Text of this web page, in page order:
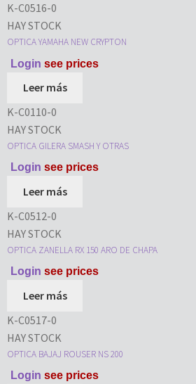
K-C0516-0
HAY STOCK
OPTICA YAMAHA NEW CRYPTON
Login see prices
Leer más
K-C0110-0
HAY STOCK
OPTICA GILERA SMASH Y OTRAS
Login see prices
Leer más
K-C0512-0
HAY STOCK
OPTICA ZANELLA RX 150 ARO DE CHAPA
Login see prices
Leer más
K-C0517-0
HAY STOCK
OPTICA BAJAJ ROUSER NS 200
Login see prices